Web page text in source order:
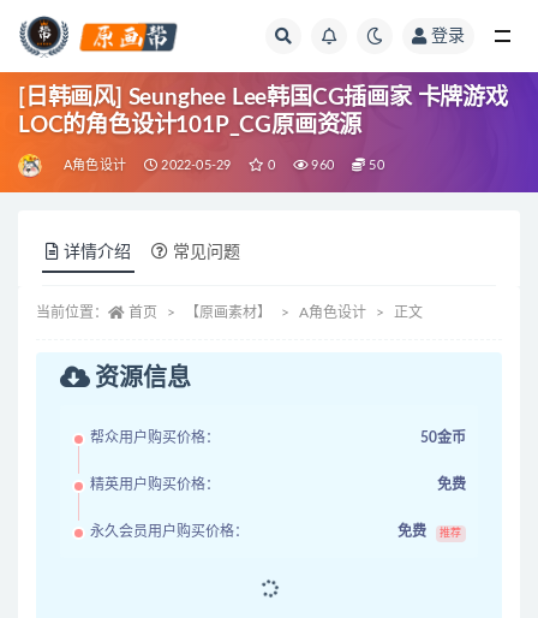
登录
[日韩画风] Seunghee Lee韩国CG插画家 卡牌游戏
LOC的角色设计101P_CG原画资源
A角色设计 2022-05-29 0 960 50
详情介绍 常见问题
当前位置： 首页 【原画素材】 A角色设计 正文
资源信息
帮众用户购买价格： 50金币
精英用户购买价格： 免费
永久会员用户购买价格： 免费 推荐